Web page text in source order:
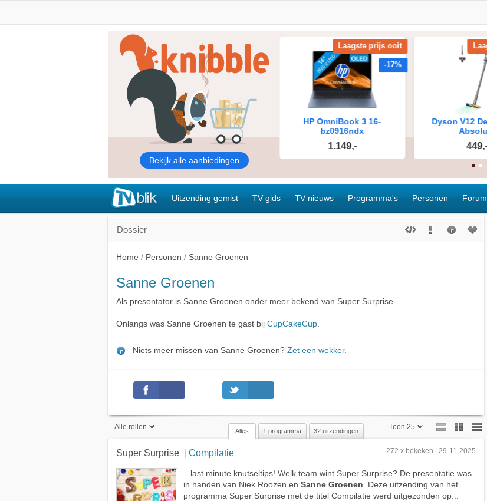
Uitzending gemist TV gids TV nieuws Programma's Personen Forum
Dossier
Home / Personen / Sanne Groenen
Sanne Groenen
Als presentator is Sanne Groenen onder meer bekend van Super Surprise.
Onlangs was Sanne Groenen te gast bij CupCakeCup
Niets meer missen van Sanne Groenen? Zet een wekker.
Alle rollen
Alle rollen
Presentator
Gast
Toon 25
Toon 75
Alles 1 programma 32 uitzendingen
Super Surprise Compilatie 272 x bekeken | 29-11-2025
...last minute knutseltips! Welk team wint Super Surprise? De presentatie was
in handen van Niek Roozen en Sanne Groenen . Deze uitzending van het
programma Super Surprise met de titel Compilatie werd uitgezonden op...